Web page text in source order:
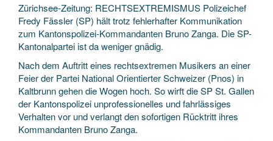
Zürichsee-Zeitung: RECHTSEXTREMISMUS Polizeichef
Fredy Fässler (SP) hält trotz fehlerhafter Kommunikation
zum Kantonspolizei-Kommandanten Bruno Zanga. Die SP-
Kantonalpartei ist da weniger gnädig.
Nach dem Auftritt eines rechtsextremen Musikers an einer
Feier der Partei National Orientierter Schweizer (Pnos) in
Kaltbrunn gehen die Wogen hoch. So wirft die SP St. Gallen
der Kantonspolizei unprofessionelles und fahrlässiges
Verhalten vor und verlangt den sofortigen Rücktritt ihres
Kommandanten Bruno Zanga.